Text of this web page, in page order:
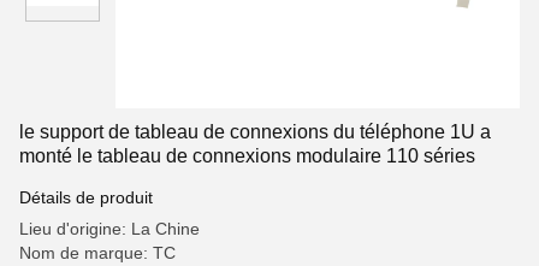
le support de tableau de connexions du téléphone 1U a
monté le tableau de connexions modulaire 110 séries
Détails de produit
Lieu d'origine: La Chine
Nom de marque: TC